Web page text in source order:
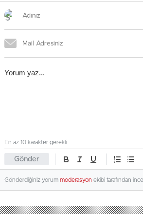
Gönder
En az 10 karakter gerekli
Gönderdiğiniz yorum moderasyon ekibi tarafından